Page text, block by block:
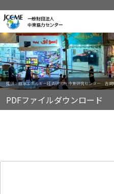
提供：日本エネルギー経済研究所 中東研究センター 吉岡
PDFファイルダウンロード